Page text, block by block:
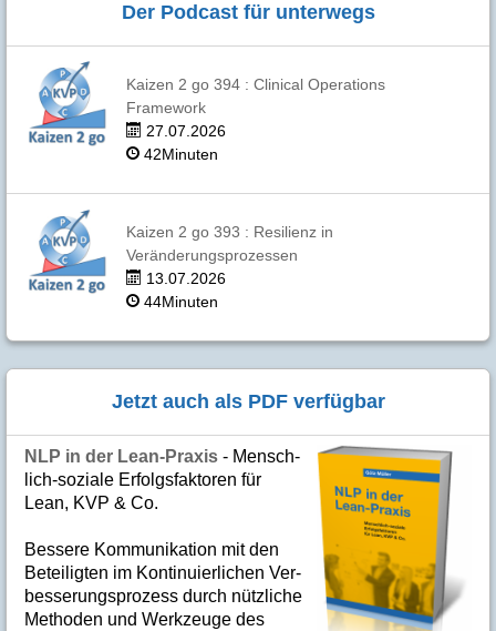
Der Podcast für unterwegs
Kaizen 2 go 394 : Clinical Operations
Framework
27.07.2026
42Minuten
Kaizen 2 go 393 : Resilienz in
Veränderungsprozessen
13.07.2026
44Minuten
Jetzt auch als PDF verfügbar
NLP in der Lean-Praxis - Mensch­
lich-soziale Er­folgs­fak­to­ren für
Lean, KVP & Co.
Bes­se­re Kom­­mu­­ni­ka­tion mit den
Betei­lig­ten im Kon­ti­nuier­li­chen Ver­
bes­se­rungs­­pro­­zess durch nütz­­liche
Me­­tho­­den und Werk­­zeuge des